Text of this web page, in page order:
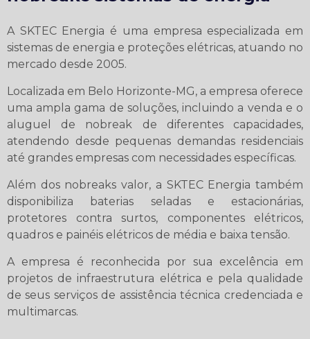
A SKTEC Energia é uma empresa especializada em
sistemas de energia e proteções elétricas, atuando no
mercado desde 2005.
Localizada em Belo Horizonte-MG, a empresa oferece
uma ampla gama de soluções, incluindo a venda e o
aluguel de nobreak de diferentes capacidades,
atendendo desde pequenas demandas residenciais
até grandes empresas com necessidades específicas.
Além dos nobreaks valor, a SKTEC Energia também
disponibiliza baterias seladas e estacionárias,
protetores contra surtos, componentes elétricos,
quadros e painéis elétricos de média e baixa tensão.
A empresa é reconhecida por sua excelência em
projetos de infraestrutura elétrica e pela qualidade
de seus serviços de assistência técnica credenciada e
multimarcas.